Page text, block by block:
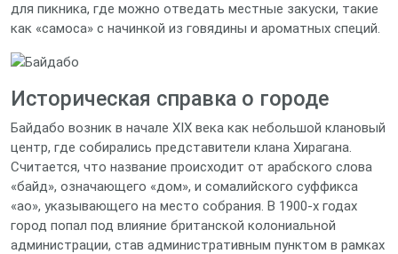
для пикника, где можно отведать местные закуски, такие
как «самоса» с начинкой из говядины и ароматных специй.
Историческая справка о городе
Байдабо возник в начале XIX века как небольшой клановый
центр, где собирались представители клана Хирагана.
Считается, что название происходит от арабского слова
«байд», означающего «дом», и сомалийского суффикса
«ао», указывающего на место собрания. В 1900‑х годах
город попал под влияние британской колониальной
администрации, став административным пунктом в рамках